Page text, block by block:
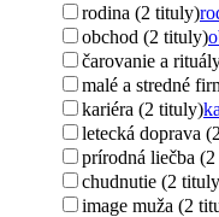
rodina (2 tituly)
obchod (2 tituly)
čarovanie a
malé a stredné
kariéra (2 tituly)
letecká doprava
prírodná liečba
chudnutie (2
image muža (2